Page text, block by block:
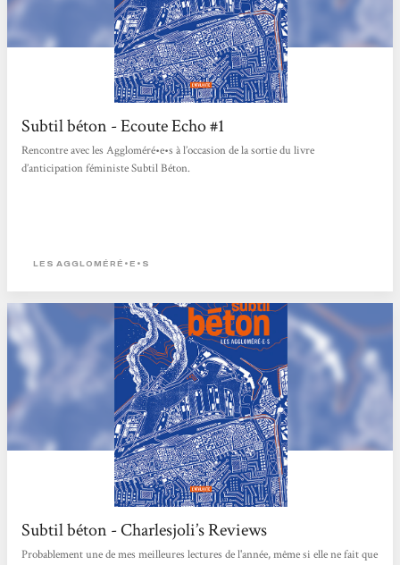
Subtil béton - Ecoute Echo #1
Rencontre avec les Aggloméré•e•s à l’occasion de la sortie du livre
d’anticipation féministe Subtil Béton.
LES AGGLOMÉRÉ•E•S
Subtil béton - Charlesjoli’s Reviews
Probablement une de mes meilleures lectures de l'année, même si elle ne fait que